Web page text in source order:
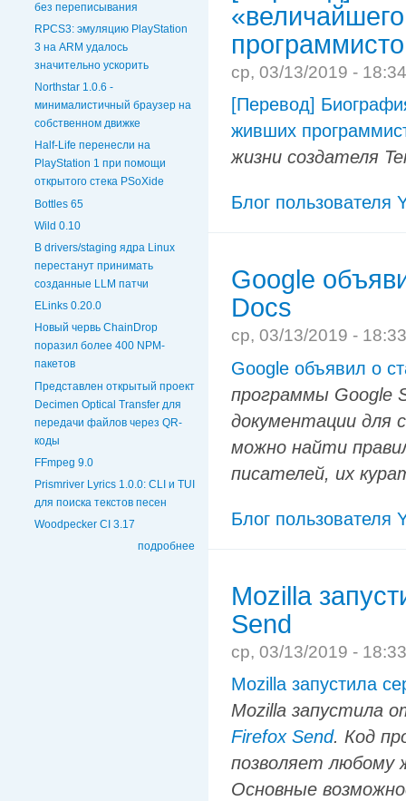
без переписывания
RPCS3: эмуляцию PlayStation
3 на ARM удалось
значительно ускорить
Northstar 1.0.6 -
минималистичный браузер на
собственном движке
Half-Life перенесли на
PlayStation 1 при помощи
открытого стека PSoXide
Bottles 65
Wild 0.10
В drivers/staging ядра Linux
перестанут принимать
созданные LLM патчи
ELinks 0.20.0
Новый червь ChainDrop
поразил более 400 NPM-
пакетов
Представлен открытый проект
Decimen Optical Transfer для
передачи файлов через QR-
коды
FFmpeg 9.0
Prismriver Lyrics 1.0.0: CLI и TUI
для поиска текстов песен
Woodpecker CI 3.17
подробнее
ср, 03/13/2019 -
[Перевод]
живших
жизни создателя
Блог пользователя
Google
Docs
ср, 03/13/2019 -
Google объявил о
программы Google
документации для
можно найти
писателей, их
Блог пользователя
Mozilla
Send
ср, 03/13/2019 -
Mozilla запустила
Mozilla запустила
Firefox Send. Код
позволяет любому
Основные